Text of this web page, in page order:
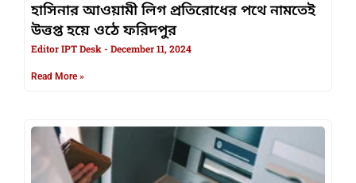
হাসিনার আওয়ামী লিগ প্রতিরোধের পথে নামতেই
উত্তপ্ত হয়ে ওঠে ফরিদপুর
Editor IPT Desk December 11, 2024
Read More »